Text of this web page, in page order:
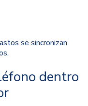
se sincronizan
dentro